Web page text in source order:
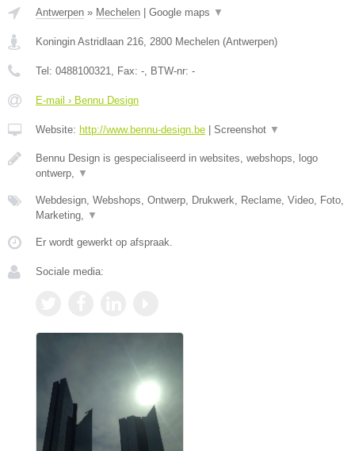
Antwerpen » Mechelen Google maps ▼
Koningin Astridlaan 216, 2800 Mechelen (Antwerpen)
Tel: 0488100321, Fax: -, BTW-nr: -
E-mail › Bennu Design
Website: http://www.bennu-design.be Screenshot ▼
Bennu Design is gespecialiseerd in websites, webshops, logo
ontwerp, ▼
Webdesign, Webshops, Ontwerp, Drukwerk, Reclame, Video, Foto,
Marketing, ▼
Er wordt gewerkt op afspraak.
Sociale media: